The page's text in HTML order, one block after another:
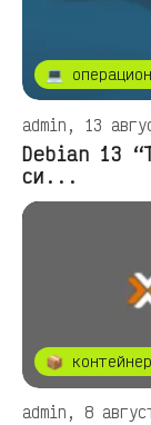
💻
admin, 13
Debian 13
си...
📦
admin, 8